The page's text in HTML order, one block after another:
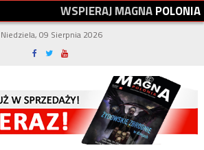
WSPIERAJMAGNAPOLONIA
Niedziela, 09 Sierpnia 2026